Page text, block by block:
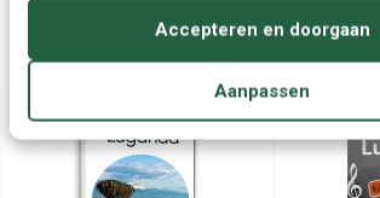
Accepteren en doorgaan
Aanpassen
Wellicht ook interessant: